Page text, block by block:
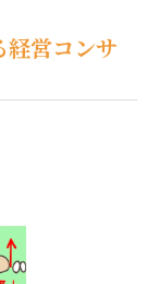
経営コンサ